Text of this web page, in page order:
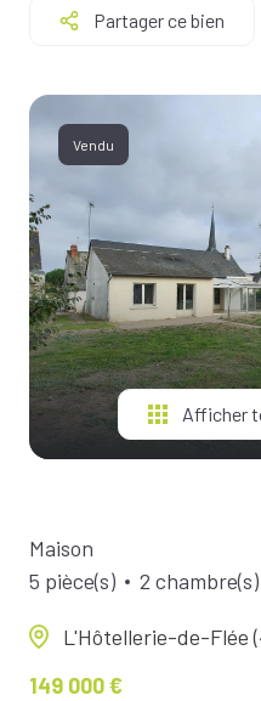
BIENS
BIENS À
LOCATION
ESTIMEZ
VOTRE
BIEN
NOTRE
ÉQUIPE
Partager ce bien
Vendu
Afficher
Maison
5 pièce(s)
2 chambre(s)
L'Hôtellerie-de-Flée
149 000 €